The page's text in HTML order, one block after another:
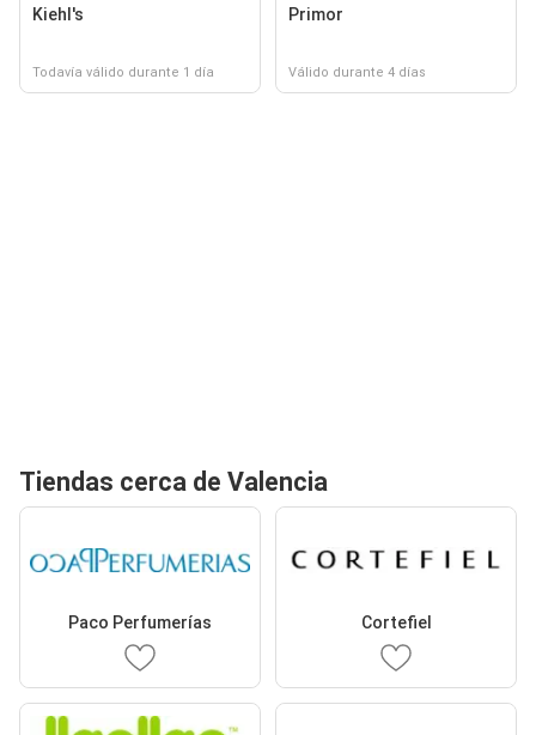
Kiehl's
Todavía válido durante 1 día
Primor
Válido durante 4 días
Tiendas cerca de Valencia
Paco Perfumerías Cortefiel